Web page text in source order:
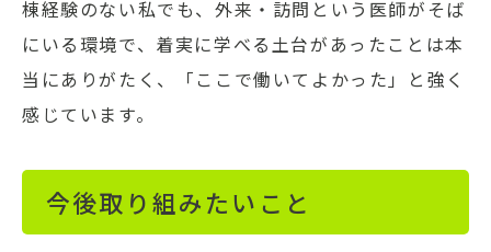
棟経験のない私でも、外来・訪問という医師がそば
にいる環境で、着実に学べる土台があったことは本
当にありがたく、「ここで働いてよかった」と強く
感じています。
今後取り組みたいこと